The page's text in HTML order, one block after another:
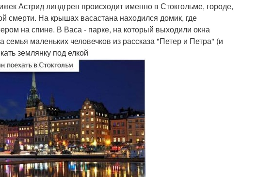
Астрид линдгрен происходит именно в Стокгольме, городе,
смерти. На крышах васастана находился домик, где
на спине. В Васа - парке, на который выходили окна
маленьких человечков из рассказа "Петер и Петра" (и
землянку под елкой